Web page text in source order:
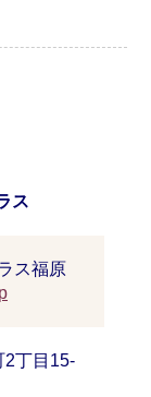
ス
ス福原
丁目15-